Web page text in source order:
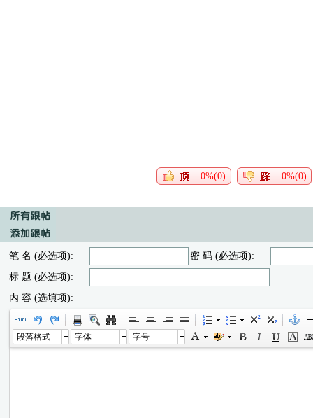
0%(0) 0%(0)
笔 名 (必选项):
密 码 (必选项):
标 题 (必选项):
内 容 (选填项):
段落格式 字体 字号